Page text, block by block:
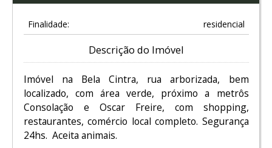
Finalidade: residencial
Descrição do Imóvel
Imóvel na Bela Cintra, rua arborizada, bem
localizado, com área verde, próximo a metrôs
Consolação e Oscar Freire, com shopping,
restaurantes, comércio local completo. Segurança
24hs. Aceita animais.